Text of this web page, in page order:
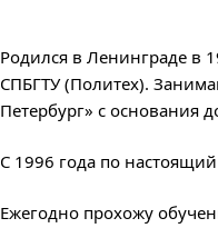
Родился в Ленинграде в
СПБГТУ (Политех).
Петербург» с основания
С 1996 года по
Ежегодно прохожу